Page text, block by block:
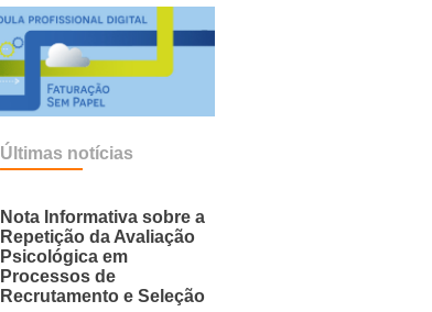
Últimas notícias
Nota Informativa sobre a
Repetição da Avaliação
Psicológica em
Processos de
Recrutamento e Seleção